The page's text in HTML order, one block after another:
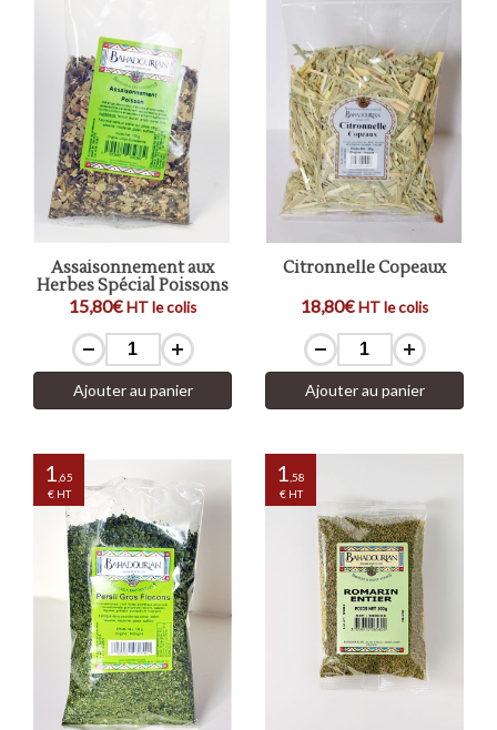
Assaisonnement aux
Herbes Spécial Poissons
15,80€ HT le colis
Ajouter au panier
Citronnelle Copeaux
18,80€ HT le colis
Ajouter au panier
1 ,65
€ HT
1 ,58
€ HT